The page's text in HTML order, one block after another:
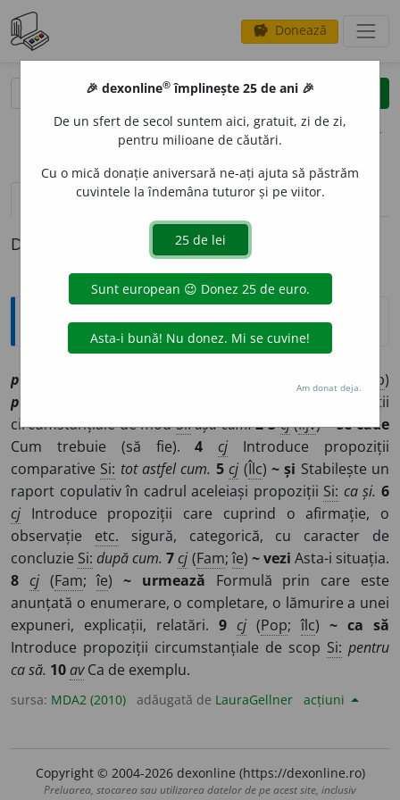
savings Donează
clear
opțiuni
definiții (1) pronunțievolume_up (50)
Definiția cu ID-ul 1200946:
Explicative DEX
prec îvp)
păc
Introduce propoziții
circumstanțiale de modSi: așa cum. 2-3 cj(Îljv)~ se cade
Cum trebuie (să fie).4 cj Introduce propoziții
comparative Si: tot astfel cum. 5 cj (Îlc) ~ și Stabilește un
raport copulativ în cadrul aceleiași propoziții Si: ca și. 6
cj Introduce propoziții care cuprind o afirmație, o
observație etc. sigură, categorică, cu caracter de
concluzie Si: după cum. 7 cj (Fam;îe) ~ vezi Asta-i situația.
8 cj(Fam;îe)~ urmează Formulă prin care este
anunțată o enumerare, o completare, o lămurire a unei
expuneri, explicații, relatări. 9 cj (Pop;îlc) ~ ca să
Introduce propoziții circumstanțiale de scop Si: pentru
ca să. 10avCa de exemplu.
sursa: MDA2 (2010) adăugată de LauraGellner acțiuni
Copyright © 2004-2026 dexonline (https://dexonline.ro)
Preluarea, stocarea sau utilizarea datelor de pe acest site, inclusiv
🎉 dexonline® împlinește 25 de ani 🎉
De un sfert de secol suntem aici, gratuit, zi de zi,
pentru milioane de căutări.
Cu o mică donație aniversară ne-ați ajuta să păstrăm
cuvintele la îndemâna tuturor și pe viitor.
Am donat deja.